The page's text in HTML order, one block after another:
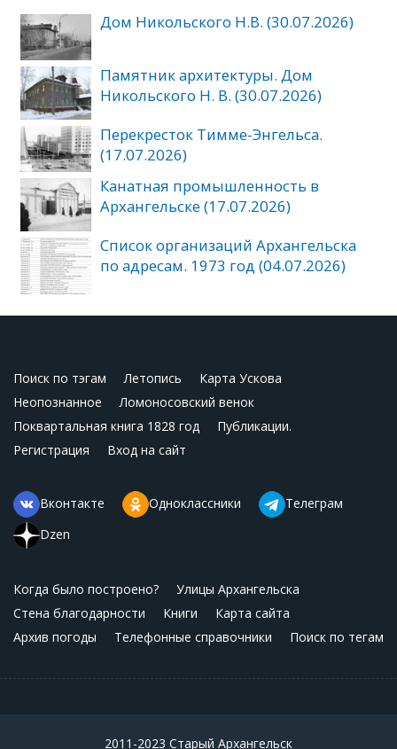
Дом Никольского Н.В. (30.07.2026)
Памятник архитектуры. Дом
Никольского Н. В. (30.07.2026)
Перекресток Тимме-Энгельса.
(17.07.2026)
Канатная промышленность в
Архангельске (17.07.2026)
Список организаций Архангельска
по адресам. 1973 год (04.07.2026)
Поиск по тэгам Летопись
Карта Ускова
Неопознанное
Ломоносовский венок
Поквартальная книга 1828 год
Публикации.
Регистрация
Вход на сайт
Вконтакте Одноклассники
Телеграм
Dzen
Когда было построено?
Улицы Архангельска
Стена благодарности
Книги
Карта сайта
Архив погоды
Телефонные справочники Поиск по тегам
2011-2023 Старый Архангельск